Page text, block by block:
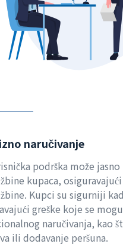
naručivanje
podrška može
kupaca,
Kupci su sigurniji
greške koje se
naručivanja, kao
ili dodavanje peršuna.